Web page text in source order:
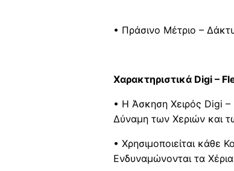
• Πράσινο Μέτριο –
Xαρακτηριστικά Digi –
• Η Άσκηση Χειρός Digi –
Δύναμη των Χεριών και
• Χρησιμοποιείται
Ενδυναμώνονται τα Χέρια